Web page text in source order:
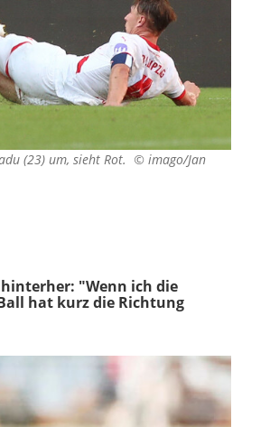
(23) um, sieht Rot. © imago/Jan
hinterher: "Wenn ich die
hat kurz die Richtung